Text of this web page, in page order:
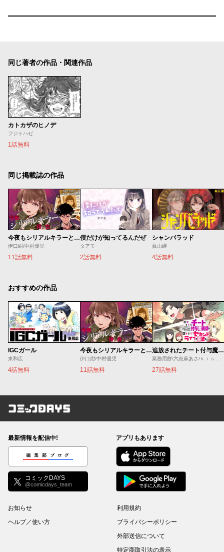
同じ著者の作品・関連作品
カトカザのヒノデ
フジトハゼ
1話無料
同じ掲載誌の作品
今夜もシリアルキラーと待ち合わせ
伊口紺/中村優児
11話無料
僕だけが知ってるんだぜ
タアモ
2話無料
シャンバラッド
眞山継
4話無料
おすすめの作品
IGCガール
東和広
4話無料
今夜もシリアルキラーと待ち合わせ
伊口紺/中村優児
11話無料
追放されたチート付与魔術師は気ままなセカンドライフを謳歌する。 ～俺は武器だけじゃなく、あらゆるものに『強化ポイント』を付与できるし、俺の意思でいつでも効果を解除できるけど、残った人たち大丈夫？～
27話無料
コミックDAYS
最新情報を配信中!
編集部ブログ
コミックDAYS
@comicdays_team
アプリもあります
お知らせ
ヘルプ／使い方
利用規約
プライバシーポリシー
外部送信について
特定商取引法の表示